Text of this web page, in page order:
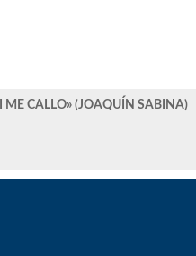
ME CALLO» (JOAQUÍN SABINA)